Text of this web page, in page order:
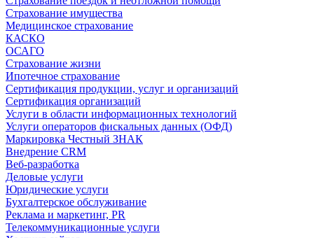
Страхование имущества
Медицинское страхование
КАСКО
ОСАГО
Страхование жизни
Ипотечное страхование
Сертификация продукции, услуг и организаций
Сертификация организаций
Услуги в области информационных технологий
Услуги операторов фискальных данных (ОФД)
Маркировка Честный ЗНАК
Внедрение CRM
Веб-разработка
Деловые услуги
Юридические услуги
Бухгалтерское обслуживание
Реклама и маркетинг, PR
Телекоммуникационные услуги